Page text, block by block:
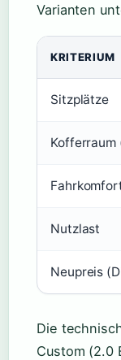
Varianten
KRITERIUM
Sitzplätze
Kofferraum
Nutzlast
Neupreis
Die
Custom (2.0